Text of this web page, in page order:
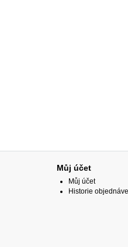
Můj účet
Můj účet
Historie